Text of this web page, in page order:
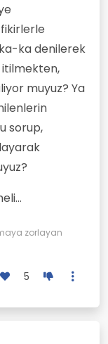
fikirlerle
ka-ka denilerek
itilmekten,
muyuz? Ya
sorup,
zorlayan
5